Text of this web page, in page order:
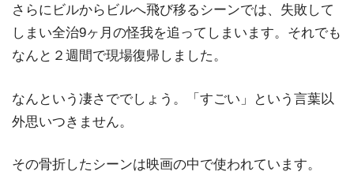
さらにビルからビルへ飛び移るシーンでは、失敗して
しまい全治9ヶ月の怪我を追ってしまいます。それでも
なんと２週間で現場復帰しました。
なんという凄さででしょう。「すごい」という言葉以
外思いつきません。
その骨折したシーンは映画の中で使われています。